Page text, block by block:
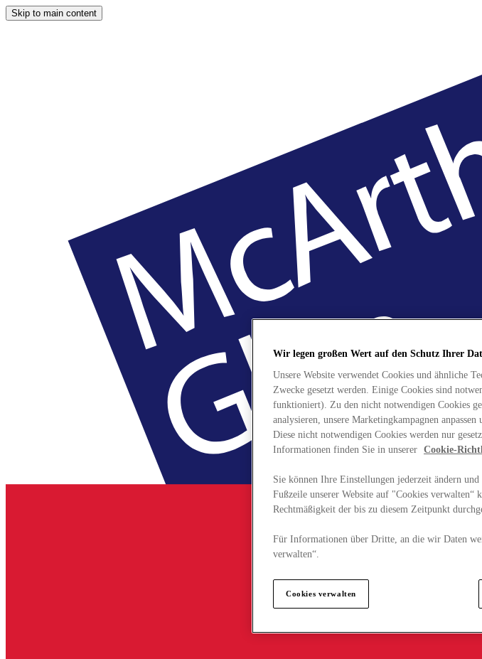
Skip to main content
Wir legen großen Wert auf den Schutz Ihrer
Unsere Website verwendet Cookies und ähnliche
Zwecke gesetzt werden. Einige Cookies sind
funktioniert). Zu den nicht notwendigen Cookies
analysieren, unsere Marketingkampagnen
Diese nicht notwendigen Cookies werden nur
Informationen finden Sie in unserer Cookie-
Sie können Ihre Einstellungen jederzeit ändern
Fußzeile unserer Website auf "Cookies
Rechtmäßigkeit der bis zu diesem Zeitpunkt
Für Informationen über Dritte, an die wir Daten
verwalten“.
Cookies verwalten